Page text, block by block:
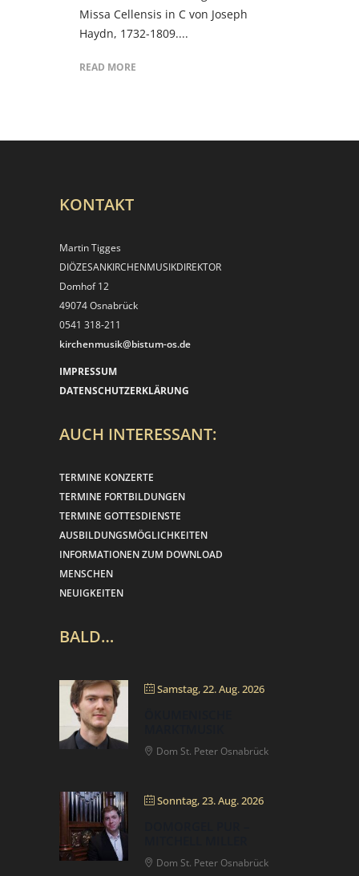
Missa Cellensis in C von Joseph
Haydn, 1732-1809.
READ MORE
KONTAKT
Martin Tigges
DIÖZESANKIRCHEN­MUSIKDIREKTOR
Domhof 12
49074 Osnabrück
0541 318-211
kirchenmusik@bistum-os.de
IMPRESSUM
DATENSCHUTZERKLÄRUNG
AUCH INTERESSANT:
TERMINE KONZERTE
TERMINE FORTBILDUNGEN
TERMINE GOTTESDIENSTE
AUSBILDUNGSMÖGLICHKEITEN
INFORMATIONEN ZUM DOWNLOAD
MENSCHEN
NEUIGKEITEN
BALD…
Samstag, 22. Aug. 2026
Dom St. Peter Osnabrück
Sonntag, 23. Aug. 2026
Dom St. Peter Osnabrück